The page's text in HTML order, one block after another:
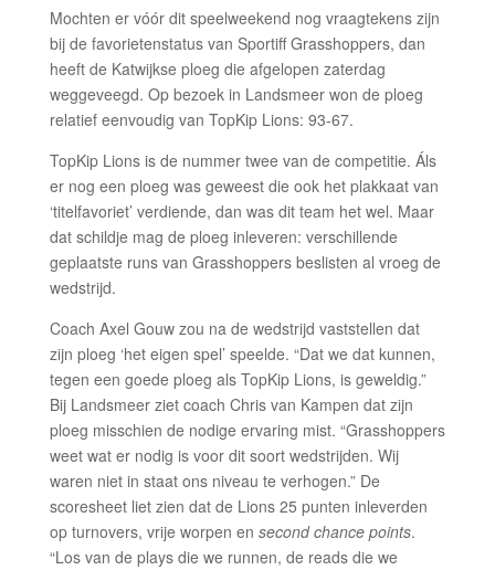
Mochten er vóór dit speelweekend nog vraagtekens zijn
bij de favorietenstatus van Sportiff Grasshoppers, dan
heeft de Katwijkse ploeg die afgelopen zaterdag
weggeveegd. Op bezoek in Landsmeer won de ploeg
relatief eenvoudig van TopKip Lions: 93-67.
TopKip Lions is de nummer twee van de competitie. Áls
er nog een ploeg was geweest die ook het plakkaat van
‘titelfavoriet’ verdiende, dan was dit team het wel. Maar
dat schildje mag de ploeg inleveren: verschillende
geplaatste runs van Grasshoppers beslisten al vroeg de
wedstrijd.
Coach Axel Gouw zou na de wedstrijd vaststellen dat
zijn ploeg ‘het eigen spel’ speelde. “Dat we dat kunnen,
tegen een goede ploeg als TopKip Lions, is geweldig.”
Bij Landsmeer ziet coach Chris van Kampen dat zijn
ploeg misschien de nodige ervaring mist. “Grasshoppers
weet wat er nodig is voor dit soort wedstrijden. Wij
waren niet in staat ons niveau te verhogen.” De
scoresheet liet zien dat de Lions 25 punten inleverden
op turnovers, vrije worpen en second chance points.
“Los van de plays die we runnen, de reads die we